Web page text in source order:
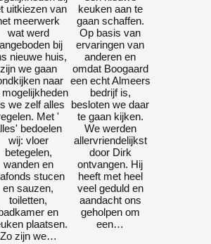
uitkiezen van
meerwerk
wat werd
bij
nieuwe huis,
zijn we gaan
naar
mogelijkheden
we zelf alles
Met '
bedoelen
wij: vloer
betegelen,
wanden en
stucen
en sauzen,
toiletten,
en
plaatsen.
Zo zijn we…
keuken aan te
gaan schaffen.
Op basis van
ervaringen van
anderen en
omdat Boogaard
een echt Almeers
bedrijf is,
besloten we daar
te gaan kijken.
We werden
allervriendelijkst
door Dirk
ontvangen. Hij
heeft met heel
veel geduld en
aandacht ons
geholpen om
een…